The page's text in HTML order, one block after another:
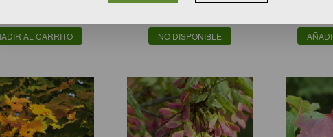
AL CARRITO NO DISPONIBLE